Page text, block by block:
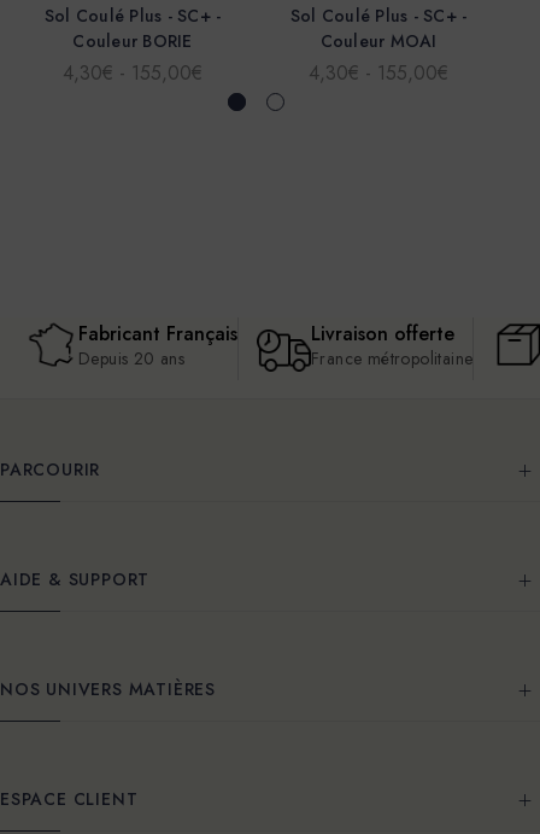
Sol Coulé Plus - SC+ -
Couleur BORIE
4,30€ - 155,00€
Sol Coulé Plus - SC+ -
Couleur MOAI
4,30€ - 155,00€
Fabricant Français
Depuis 20 ans
Livraison offerte
France métropolitaine
PARCOURIR
AIDE & SUPPORT
NOS UNIVERS MATIÈRES
ESPACE CLIENT